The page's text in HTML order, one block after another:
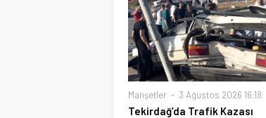
Manşetler 3 Ağustos 2026 16:18
Tekirdağ’da Trafik Kazası